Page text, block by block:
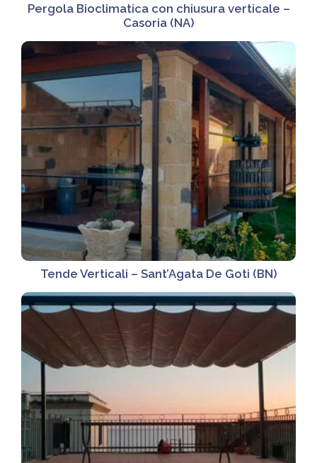
Pergola Bioclimatica con chiusura verticale –
Casoria (NA)
Tende Verticali – Sant’Agata De Goti (BN)